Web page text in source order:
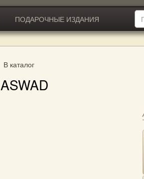
ПОДАРОЧНЫЕ ИЗДАНИЯ
В каталог
ASWAD